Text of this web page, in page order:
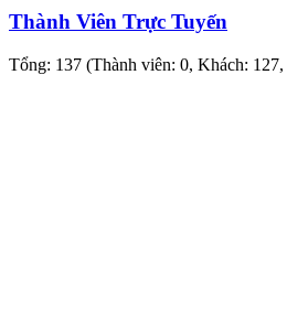
Thành Viên Trực Tuyến
Tổng: 137 (Thành viên: 0, Khách: